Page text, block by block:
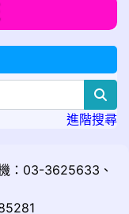
進階搜尋
：03-3625633、